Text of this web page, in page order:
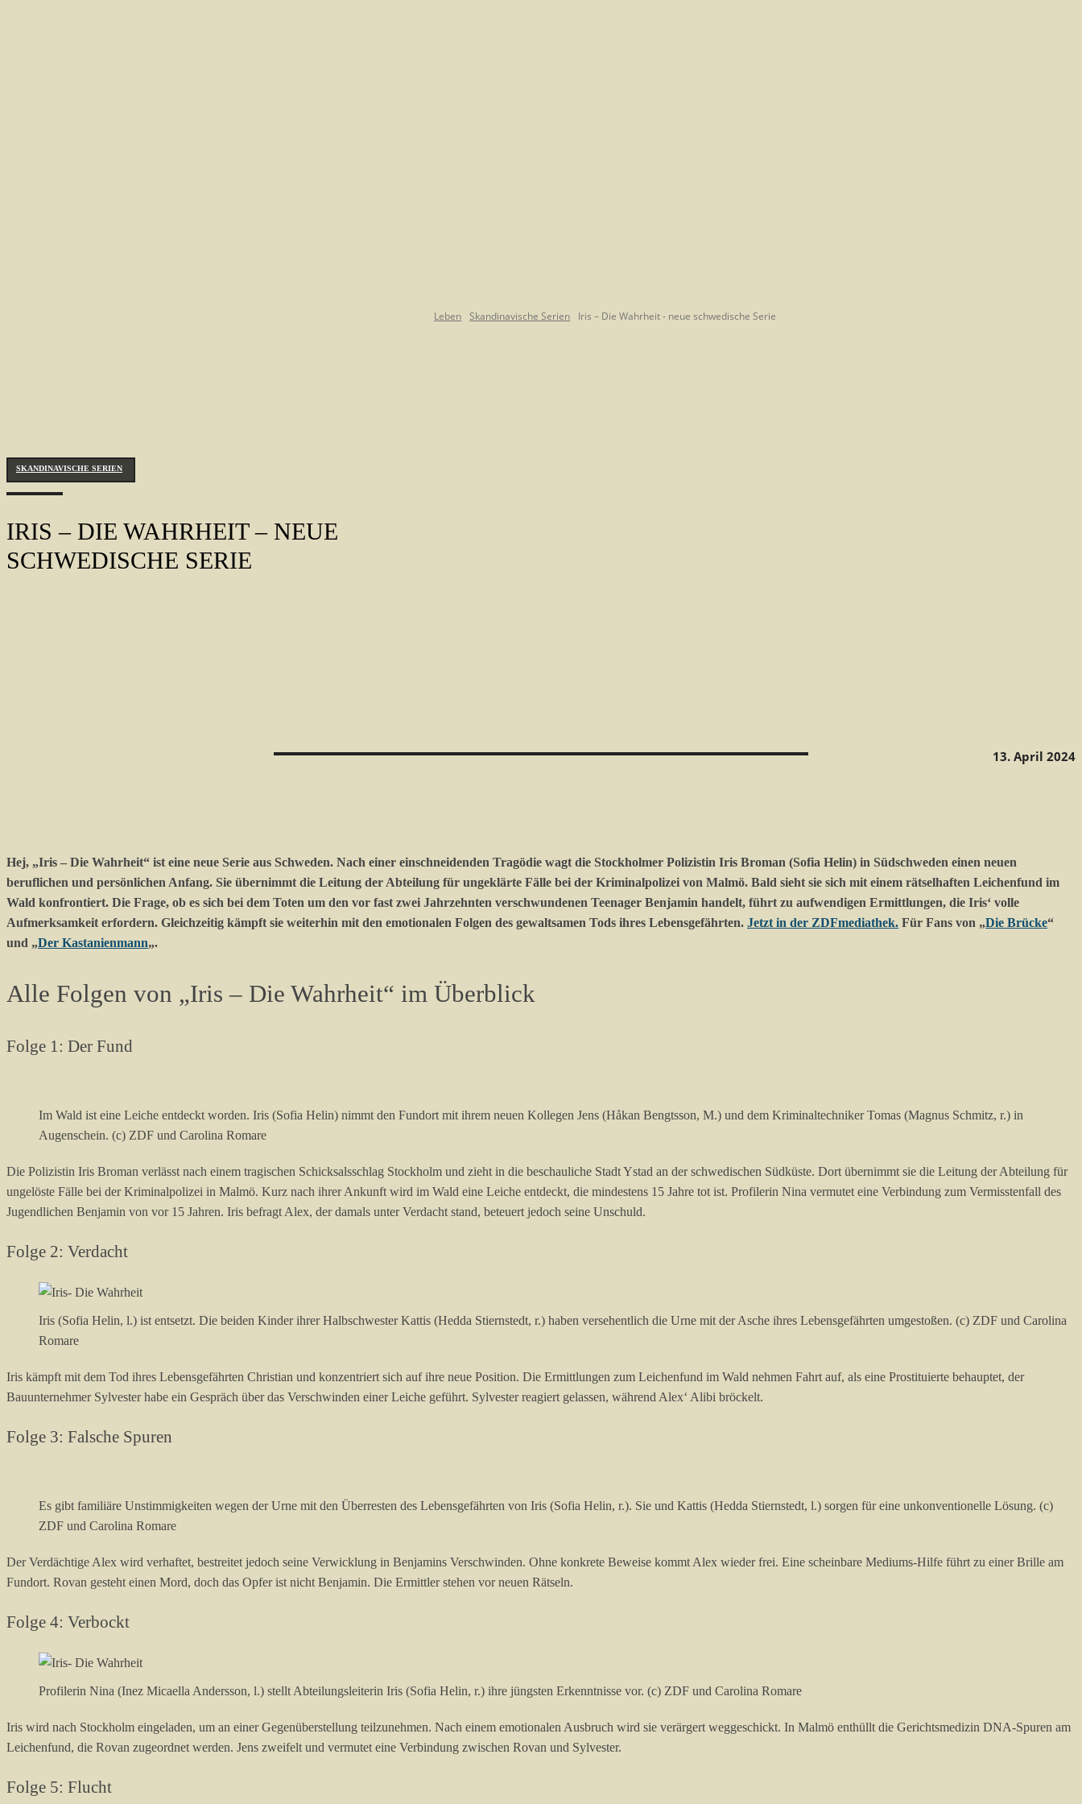
SKANDINAVISCHE SERIEN
IRIS – DIE WAHRHEIT – NEUE
SCHWEDISCHE SERIE
Leben Skandinavische Serien Iris – Die Wahrheit - neue schwedische Serie
13. April 2024
Hej, „Iris – Die Wahrheit“ ist eine neue Serie aus Schweden. Nach einer einschneidenden Tragödie wagt die Stockholmer Polizistin Iris Broman (Sofia Helin) in Südschweden einen neuen
beruflichen und persönlichen Anfang. Sie übernimmt die Leitung der Abteilung für ungeklärte Fälle bei der Kriminalpolizei von Malmö. Bald sieht sie sich mit einem rätselhaften Leichenfund im
Wald konfrontiert. Die Frage, ob es sich bei dem Toten um den vor fast zwei Jahrzehnten verschwundenen Teenager Benjamin handelt, führt zu aufwendigen Ermittlungen, die Iris‘ volle
Aufmerksamkeit erfordern. Gleichzeitig kämpft sie weiterhin mit den emotionalen Folgen des gewaltsamen Tods ihres Lebensgefährten. Jetzt in der ZDFmediathek. Für Fans von „Die Brücke“
und „Der Kastanienmann„.
Alle Folgen von „Iris – Die Wahrheit“ im Überblick
Folge 1: Der Fund
Im Wald ist eine Leiche entdeckt worden. Iris (Sofia Helin) nimmt den Fundort mit ihrem neuen Kollegen Jens (Håkan Bengtsson, M.) und dem Kriminaltechniker Tomas (Magnus Schmitz, r.) in
Augenschein. (c) ZDF und Carolina Romare
Die Polizistin Iris Broman verlässt nach einem tragischen Schicksalsschlag Stockholm und zieht in die beschauliche Stadt Ystad an der schwedischen Südküste. Dort übernimmt sie die Leitung der Abteilung für
ungelöste Fälle bei der Kriminalpolizei in Malmö. Kurz nach ihrer Ankunft wird im Wald eine Leiche entdeckt, die mindestens 15 Jahre tot ist. Profilerin Nina vermutet eine Verbindung zum Vermisstenfall des
Jugendlichen Benjamin von vor 15 Jahren. Iris befragt Alex, der damals unter Verdacht stand, beteuert jedoch seine Unschuld.
Folge 2: Verdacht
Iris (Sofia Helin, l.) ist entsetzt. Die beiden Kinder ihrer Halbschwester Kattis (Hedda Stiernstedt, r.) haben versehentlich die Urne mit der Asche ihres Lebensgefährten umgestoßen. (c) ZDF und Carolina
Romare
Iris kämpft mit dem Tod ihres Lebensgefährten Christian und konzentriert sich auf ihre neue Position. Die Ermittlungen zum Leichenfund im Wald nehmen Fahrt auf, als eine Prostituierte behauptet, der
Bauunternehmer Sylvester habe ein Gespräch über das Verschwinden einer Leiche geführt. Sylvester reagiert gelassen, während Alex‘ Alibi bröckelt.
Folge 3: Falsche Spuren
Es gibt familiäre Unstimmigkeiten wegen der Urne mit den Überresten des Lebensgefährten von Iris (Sofia Helin, r.). Sie und Kattis (Hedda Stiernstedt, l.) sorgen für eine unkonventionelle Lösung. (c)
ZDF und Carolina Romare
Der Verdächtige Alex wird verhaftet, bestreitet jedoch seine Verwicklung in Benjamins Verschwinden. Ohne konkrete Beweise kommt Alex wieder frei. Eine scheinbare Mediums-Hilfe führt zu einer Brille am
Fundort. Rovan gesteht einen Mord, doch das Opfer ist nicht Benjamin. Die Ermittler stehen vor neuen Rätseln.
Folge 4: Verbockt
Profilerin Nina (Inez Micaella Andersson, l.) stellt Abteilungsleiterin Iris (Sofia Helin, r.) ihre jüngsten Erkenntnisse vor. (c) ZDF und Carolina Romare
Iris wird nach Stockholm eingeladen, um an einer Gegenüberstellung teilzunehmen. Nach einem emotionalen Ausbruch wird sie verärgert weggeschickt. In Malmö enthüllt die Gerichtsmedizin DNA-Spuren am
Leichenfund, die Rovan zugeordnet werden. Jens zweifelt und vermutet eine Verbindung zwischen Rovan und Sylvester.
Folge 5: Flucht